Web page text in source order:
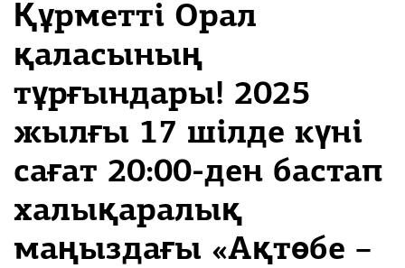
Құрметті Орал
қаласының
тұрғындары! 2025
жылғы 17 шілде күні
сағат 20:00-ден бастап
халықаралық
маңыздағы «Ақтөбе –